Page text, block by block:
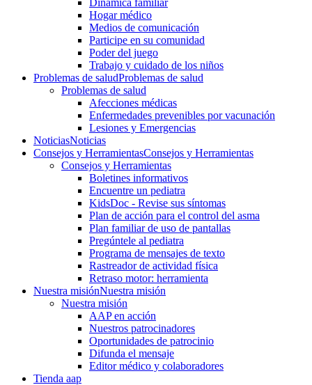
Dinámica familiar
Hogar médico
Medios de comunicación
Participe en su comunidad
Poder del juego
Trabajo y cuidado de los niños
Problemas de saludProblemas de salud
Problemas de salud
Afecciones médicas
Enfermedades prevenibles por vacunación
Lesiones y Emergencias
NoticiasNoticias
Consejos y HerramientasConsejos y Herramientas
Consejos y Herramientas
Boletines informativos
Encuentre un pediatra
KidsDoc - Revise sus síntomas
Plan de acción para el control del asma
Plan familiar de uso de pantallas
Pregúntele al pediatra
Programa de mensajes de texto
Rastre​​ador de activida​d física
Retraso motor: herramienta
Nuestra misiónNuestra misión
Nuestra misión
AAP en acción
Nuestros patrocinadores
Oportunidades de patrocinio
Difunda el mensaje
Editor médico y colaboradores
Tienda aap